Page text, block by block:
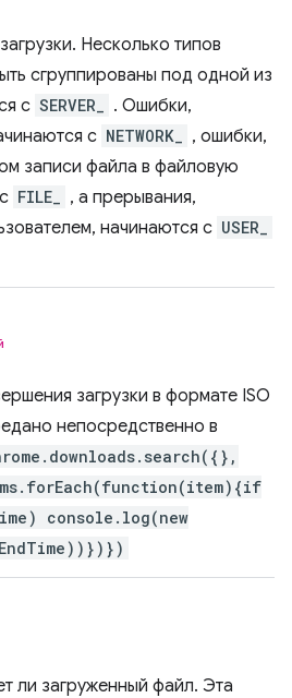
Несколько типов
сгруппированы под одной из
с SERVER_
. Ошибки,
с NETWORK_
, ошибки,
записи файла в файловую
FILE_
, а прерывания,
начинаются с USER_
загрузки в формате ISO
непосредственно в
console.log(new
ли загруженный файл. Эта